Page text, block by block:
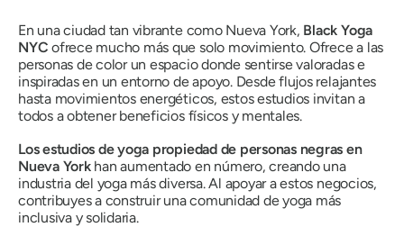
En una ciudad tan vibrante como Nueva York, Black Yoga
NYC ofrece mucho más que solo movimiento. Ofrece a las
personas de color un espacio donde sentirse valoradas e
inspiradas en un entorno de apoyo. Desde flujos relajantes
hasta movimientos energéticos, estos estudios invitan a
todos a obtener beneficios físicos y mentales.
Los estudios de yoga propiedad de personas negras en
Nueva York han aumentado en número, creando una
industria del yoga más diversa. Al apoyar a estos negocios,
contribuyes a construir una comunidad de yoga más
inclusiva y solidaria.